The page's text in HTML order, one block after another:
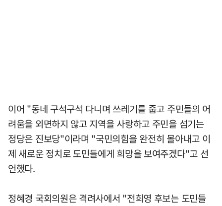
이어 "동네 구석구석 다니며 쓰레기를 줍고 주민들의 어
려움을 외면하지 않고 지역을 사랑하고 주민을 섬기는
정당은 진보당"이라며 "국민의힘을 완전히 몰아내고 이
제 새로운 정치로 도민들에게 희망을 보여주겠다"고 선
언했다.
정혜경 국회의원은 격려사에서 "전희영 후보는 도민들